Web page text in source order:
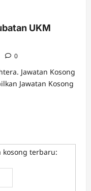
UKM
0
Jawatan Kosong
Jawatan Kosong
kosong terbaru: